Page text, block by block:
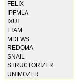
FELIX
IPFMLA
IXUI
LTAM
MDFWS
REDOMA
SNAIL
STRUCTORIZER
UNIMOZER